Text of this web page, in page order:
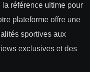
référence ultime pour
plateforme offre une
sportives aux
exclusives et des